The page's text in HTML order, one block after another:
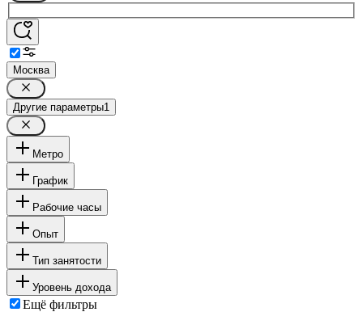
Москва
Другие параметры1
Метро
График
Рабочие часы
Опыт
Тип занятости
Уровень дохода
Ещё фильтры